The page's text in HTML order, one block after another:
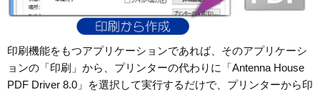
印刷機能をもつアプリケーションであれば、そのアプリケーシ
ョンの「印刷」から、プリンターの代わりに「Antenna House
PDF Driver 8.0」を選択して実行するだけで、プリンターから印